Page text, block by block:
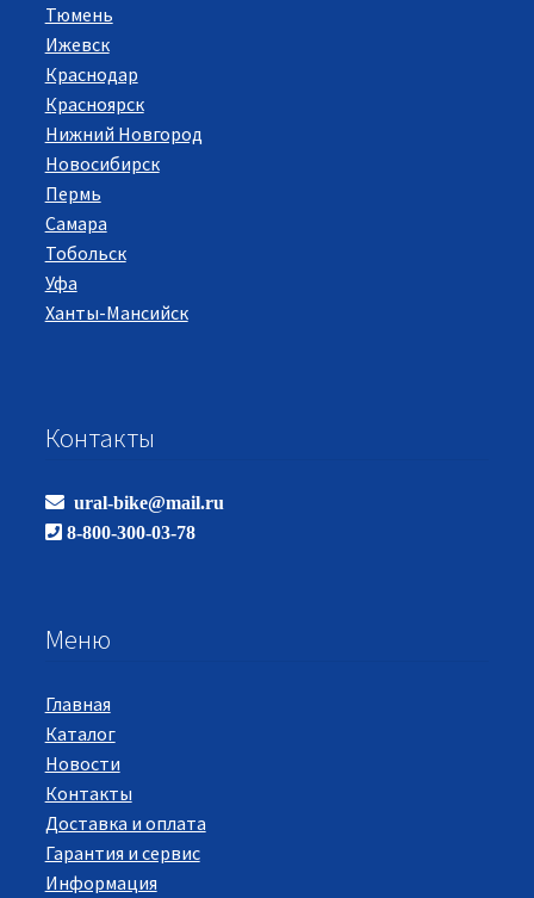
Тюмень
Ижевск
Краснодар
Красноярск
Нижний Новгород
Новосибирск
Пермь
Самара
Тобольск
Уфа
Ханты-Мансийск
Контакты
ural-bike@mail.ru
8-800-300-03-78
Меню
Главная
Каталог
Новости
Контакты
Доставка и оплата
Гарантия и сервис
Информация